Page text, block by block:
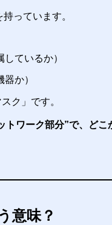
っています。
ているか）
か）
ク」です。
トワーク部分”で、ど
意味？